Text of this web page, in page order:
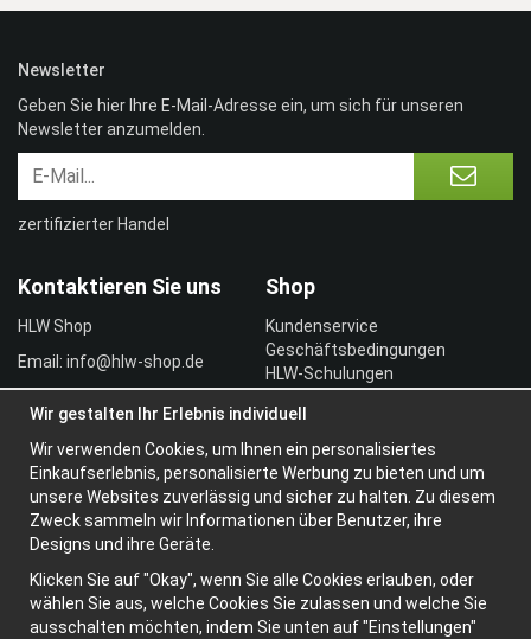
Kontaktieren Sie uns
HLW Shop
Email: info@hlw-shop.de
Shop
Kundenservice
Geschäftsbedingungen
HLW-Schulungen
Vertragskunde
Einloggen
Information
Über uns
Widerrufsbelehrung
Newsletter
Datenschutzerklärung
Newsletter
Geben Sie hier Ihre E-Mail-Adresse ein, um sich für unseren
Newsletter anzumelden.
zertifizierter Handel
Wir gestalten Ihr Erlebnis individuell
Wir verwenden Cookies, um Ihnen ein personalisiertes
Einkaufserlebnis, personalisierte Werbung zu bieten und um
unsere Websites zuverlässig und sicher zu halten. Zu diesem
Zweck sammeln wir Informationen über Benutzer, ihre
Designs und ihre Geräte.
Klicken Sie auf "Okay", wenn Sie alle Cookies erlauben, oder
wählen Sie aus, welche Cookies Sie zulassen und welche Sie
ausschalten möchten, indem Sie unten auf "Einstellungen"